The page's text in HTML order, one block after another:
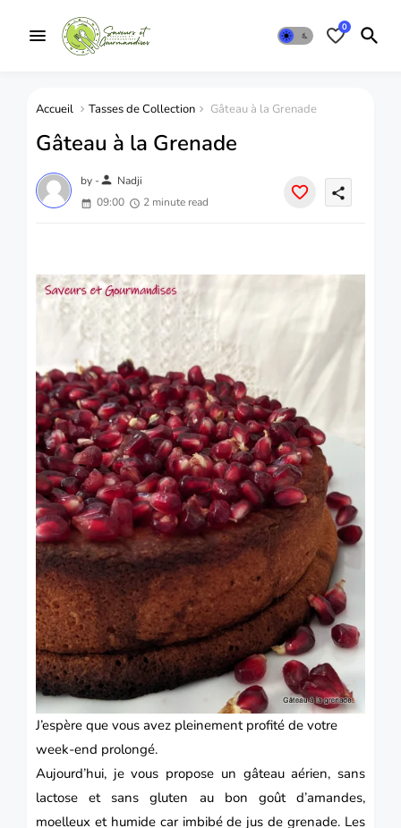
0
Accueil Tasses de Collection Gâteau à la Grenade
Gâteau à la Grenade
by -person Nadji
09:00
2 minute read
share
J’espère que vous avez pleinement profité de votre
week-end prolongé.
Aujourd’hui, je vous propose un gâteau aérien, sans
lactose et sans gluten au bon goût d’amandes,
moelleux et humide car imbibé de jus de grenade. Les